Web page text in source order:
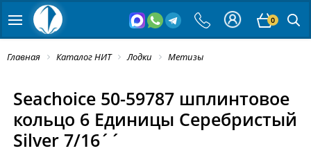
0
Главная Каталог НИТ Лодки Метизы
Seachoice 50-59787 шплинтовое
кольцо 6 Единицы Серебристый
Silver 7/16´´